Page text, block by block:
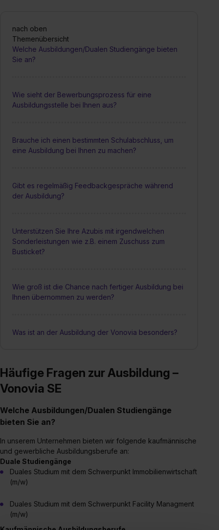
nach oben
Themenübersicht
Welche Ausbildungen/Dualen Studiengänge bieten
Sie an?
Wie sieht der Bewerbungsprozess für eine
Ausbildungsstelle bei Ihnen aus?
Brauche ich einen bestimmten Schulabschluss, um
eine Ausbildung bei Ihnen zu machen?
Gibt es regelmäßig Feedbackgespräche während
der Ausbildung?
Unterstützen Sie Ihre Azubis mit irgendwelchen
Sonderleistungen wie z.B. einem Zuschuss zum
Busticket?
Wie groß ist die Chance nach fertiger Ausbildung bei
Ihnen übernommen zu werden?
Was ist an der Ausbildung der Vonovia besonders?
Häufige Fragen zur Ausbildung –
Vonovia SE
Welche Ausbildungen/Dualen Studiengänge
bieten Sie an?
In unserem Unternehmen bieten wir folgende kaufmännische
und gewerbliche Ausbildungsberufe an:
Duale Studiengänge
Duales Studium mit dem Schwerpunkt Immobilienwirtschaft
(m/w)
Duales Studium mit dem Schwerpunkt Facility Managment
(m/w)